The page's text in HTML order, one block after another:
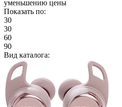
уменьшению цены
Показать по:
30
30
60
90
Вид каталога: